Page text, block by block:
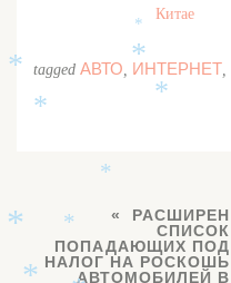
Китае
tagged АВТО, ИНТЕРНЕТ,
РАСШИРЕН
СПИСОК
ПОПАДАЮЩИХ ПОД
НАЛОГ НА РОСКОШЬ
АВТОМОБИЛЕЙ В
*
*
*
*
* *
*
*